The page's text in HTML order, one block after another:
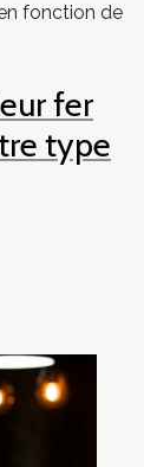
fonction de
fer
type